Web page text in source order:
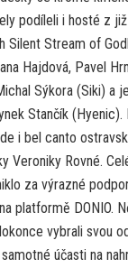
podíleli i hosté z již
Silent Stream of
Hajdová, Pavel
Sýkora (Siki) a
Stančík (Hyenic).
i bel canto
Veroniky Rovné.
za výrazné
platformě DONIO.
vybrali svou
účasti na